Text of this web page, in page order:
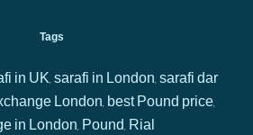
Tags
in UK, sarafi in London, sarafi dar
London, best Pound price,
in London, Pound, Rial